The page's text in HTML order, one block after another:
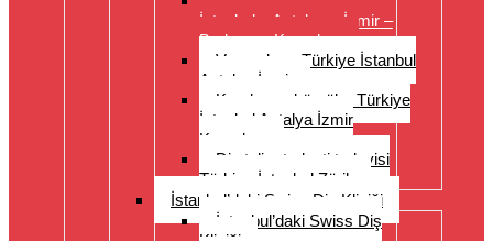
İstanbul – Antalya – İzmir –
Bodrum – Kuşadası
Veneerler – Türkiye İstanbul
Antalya İzmir
Kronlar ve köprüler Türkiye
İstanbul Antalya İzmir
Kuşadası
Diş teli ortodonti tedavisi
Türkiye İstanbul Zürih
İstanbul’daki Swiss Diş Kliniği
İstanbul’daki Swiss Diş